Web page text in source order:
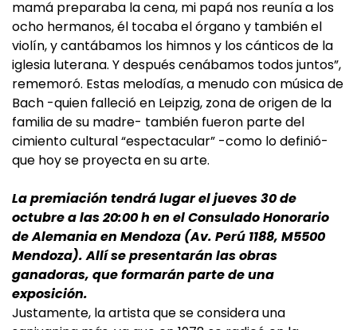
mamá preparaba la cena, mi papá nos reunía a los
ocho hermanos, él tocaba el órgano y también el
violín, y cantábamos los himnos y los cánticos de la
iglesia luterana. Y después cenábamos todos juntos”,
rememoró. Estas melodías, a menudo con música de
Bach -quien falleció en Leipzig, zona de origen de la
familia de su madre- también fueron parte del
cimiento cultural “espectacular” -como lo definió-
que hoy se proyecta en su arte.
La premiación tendrá lugar el jueves 30 de
octubre a las 20:00 h en el Consulado Honorario
de Alemania en Mendoza (Av. Perú 1188, M5500
Mendoza). Allí se presentarán las obras
ganadoras, que formarán parte de una
exposición.
Justamente, la artista que se considera una